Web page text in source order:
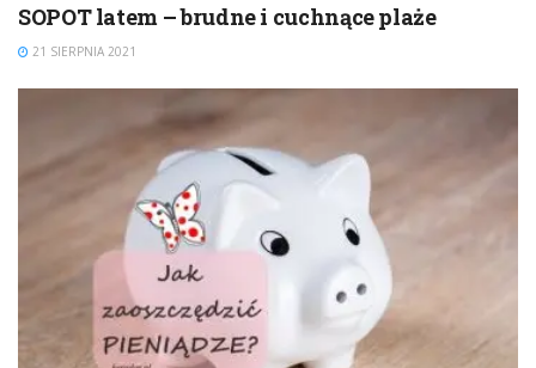
SOPOT latem – brudne i cuchnące plaże
21 SIERPNIA 2021